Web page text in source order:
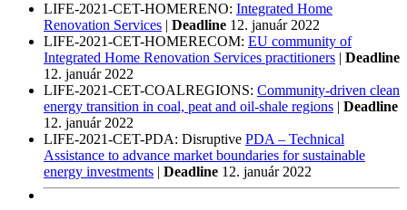
LIFE-2021-CET-HOMERENO: Integrated Home
Renovation Services | Deadline 12. január 2022
LIFE-2021-CET-HOMERECOM: EU community of
Integrated Home Renovation Services practitioners | Deadline
12. január 2022
LIFE-2021-CET-COALREGIONS: Community-driven clean
energy transition in coal, peat and oil-shale regions | Deadline
12. január 2022
LIFE-2021-CET-PDA: Disruptive PDA – Technical
Assistance to advance market boundaries for sustainable
energy investments | Deadline 12. január 2022